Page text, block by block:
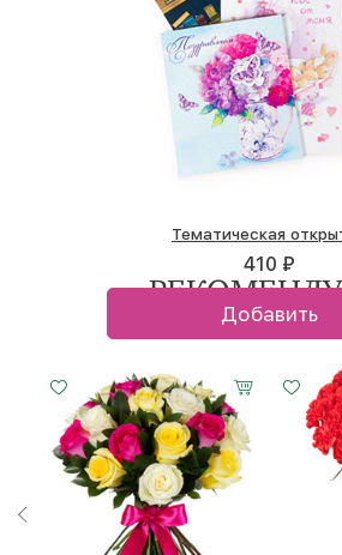
Тематическая
410 ₽
Добавить
Средний
40 см
Большой